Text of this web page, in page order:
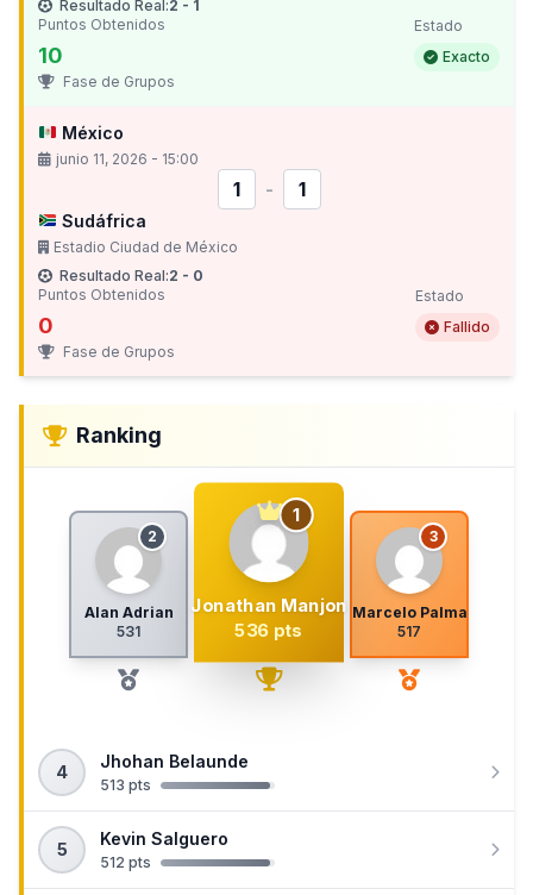
Resultado Real:2 - 1
Puntos Obtenidos
10
Estado
Exacto
Fase de Grupos
México
junio 11, 2026 - 15:00
1 - 1
Sudáfrica
Estadio Ciudad de México
Resultado Real:2 - 0
Puntos Obtenidos
0
Estado
Fallido
Fase de Grupos
Ranking
2
Alan Adrian
531
1
Jonathan Manjon
536 pts
3
Marcelo Palma
517
4
Jhohan Belaunde
513 pts
5
Kevin Salguero
512 pts